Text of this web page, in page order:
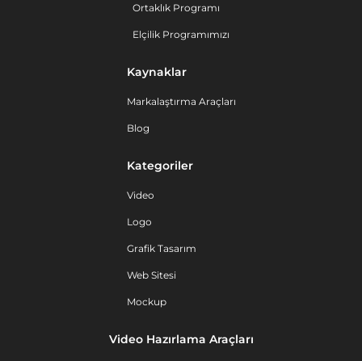
Ortaklık Programı
Elçilik Programımızı
Kaynaklar
Markalaştırma Araçları
Blog
Kategoriler
Video
Logo
Grafik Tasarım
Web Sitesi
Mockup
Video Hazırlama Araçları